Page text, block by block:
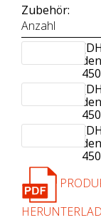
Zubehör:
Anzahl